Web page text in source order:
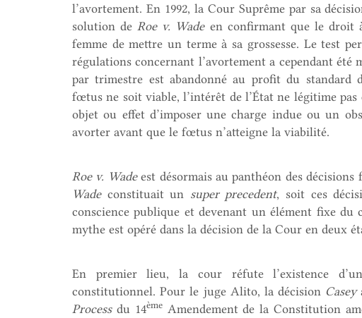
l’avortement. En 1992, la Cour Suprême par sa
solution de Roe v. Wadeen confirmant que le droit
femme de mettre un terme à sa grossesse. Le test
régulations concernant l’avortement a cependant été
par trimestre est abandonné au profit du standard
fœtus ne soit viable, l’intérêt de l’État ne légitime
objet ou effet d’imposer une charge indue ou un
avorter avant que le fœtus n’atteigne la viabilité.
Roe v. Wadeest désormais au panthéon des
Wadeconstituait un super precedent, soit ces
conscience publique et devenant un élément fixe du
mythe est opéré dans la décision de la Cour en deux
En premier lieu, la cour réfute l’existence
constitutionnel. Pour le juge Alito, la décision Casey
Processdu 14èmeAmendement de la Constitution